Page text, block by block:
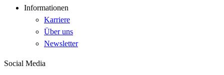
Informationen
Karriere
Über uns
Newsletter
Social Media